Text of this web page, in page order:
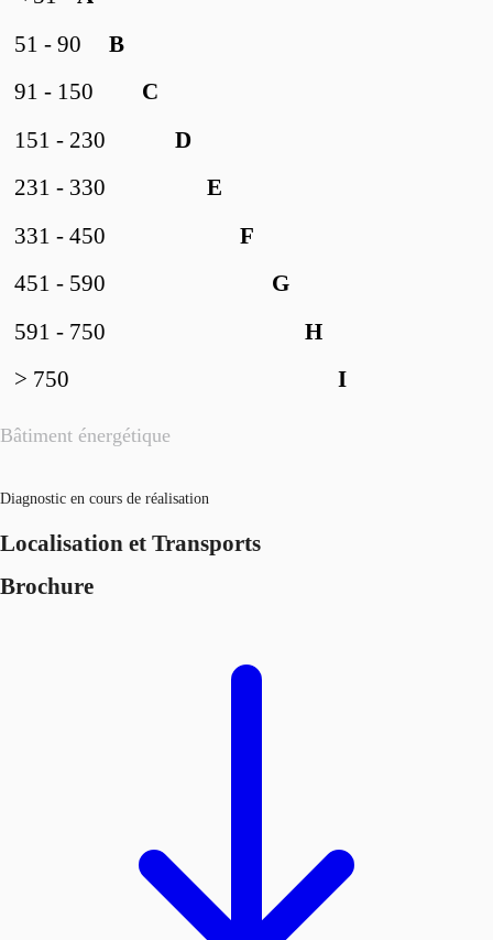
Bâtiment énergétique
B
51 - 90
C
91 - 150
D
151 - 230
E
231 - 330
F
331 - 450
G
451 - 590
H
591 - 750
I
> 750
Diagnostic en cours de réalisation
Localisation et Transports
Brochure